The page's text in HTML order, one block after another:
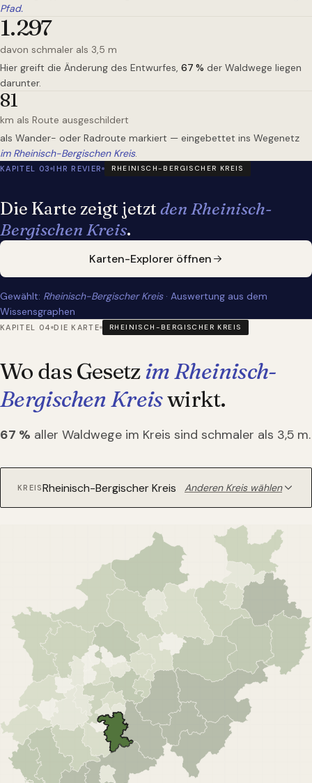
Pfad.
1.297
davon schmaler als 3,5 m
Hier greift die Änderung des Entwurfes, 67 % der Waldwege liegen
darunter.
81
km als Route ausgeschildert
als Wander- oder Radroute markiert — eingebettet ins Wegenetz
im Rheinisch-Bergischen Kreis.
KAPITEL 03 IHR REVIER RHEINISCH-BERGISCHER KREIS
Die Karte zeigt jetzt den Rheinisch-
Bergischen Kreis.
Karten-Explorer öffnen
Gewählt: Rheinisch-Bergischer Kreis· Auswertung aus dem
Wissensgraphen
KAPITEL 04 DIE KARTE RHEINISCH-BERGISCHER KREIS
Wo das Gesetzim Rheinisch-
Bergischen Kreiswirkt.
67 % aller Waldwege im Kreis sind schmaler als 3,5 m.
KREIS Anderen Kreis wählen